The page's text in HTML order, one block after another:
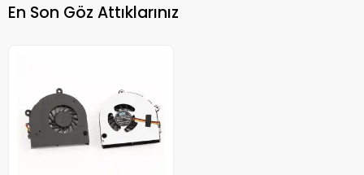
En Son Göz Attıklarınız